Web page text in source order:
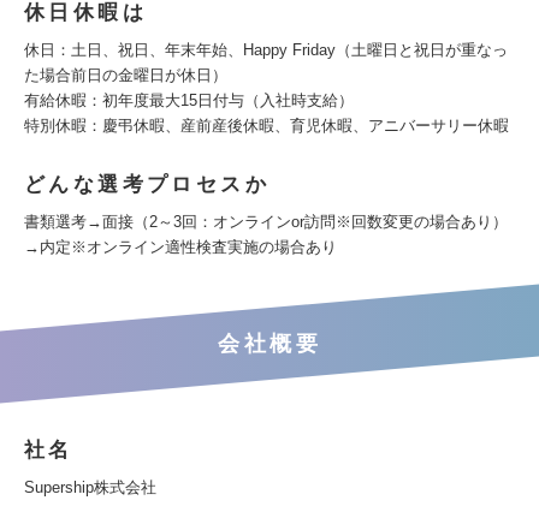
休日休暇は
休日：土日、祝日、年末年始、Happy Friday（土曜日と祝日が重なっ
た場合前日の金曜日が休日）
有給休暇：初年度最大15日付与（入社時支給）
特別休暇：慶弔休暇、産前産後休暇、育児休暇、アニバーサリー休暇
どんな選考プロセスか
書類選考→面接（2～3回：オンラインor訪問※回数変更の場合あり）
→内定※オンライン適性検査実施の場合あり
会社概要
社名
Supership株式会社